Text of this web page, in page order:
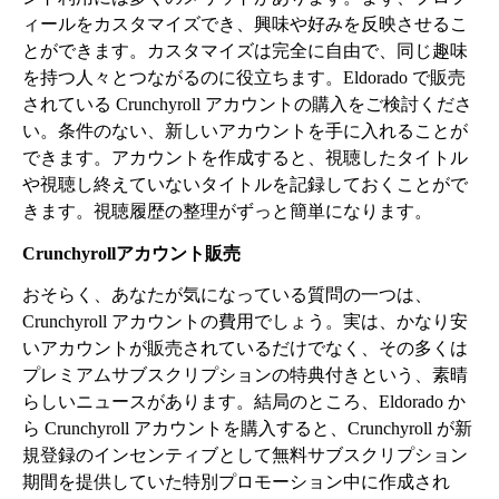
ィールをカスタマイズでき、興味や好みを反映させるこ
とができます。カスタマイズは完全に自由で、同じ趣味
を持つ人々とつながるのに役立ちます。Eldorado で販売
されている Crunchyroll アカウントの購入をご検討くださ
い。条件のない、新しいアカウントを手に入れることが
できます。アカウントを作成すると、視聴したタイトル
や視聴し終えていないタイトルを記録しておくことがで
きます。視聴履歴の整理がずっと簡単になります。
Crunchyrollアカウント販売
おそらく、あなたが気になっている質問の一つは、
Crunchyroll アカウントの費用でしょう。実は、かなり安
いアカウントが販売されているだけでなく、その多くは
プレミアムサブスクリプションの特典付きという、素晴
らしいニュースがあります。結局のところ、Eldorado か
ら Crunchyroll アカウントを購入すると、Crunchyroll が新
規登録のインセンティブとして無料サブスクリプション
期間を提供していた特別プロモーション中に作成され